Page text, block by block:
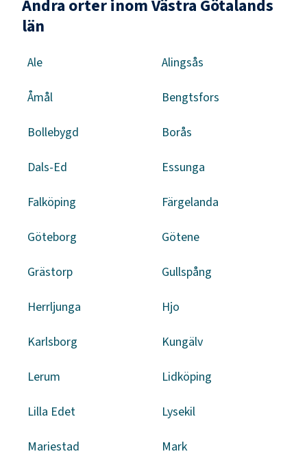
Andra orter inom Västra Götalands
län
Ale Alingsås
Åmål Bengtsfors
Bollebygd Borås
Dals-Ed Essunga
Falköping Färgelanda
Göteborg Götene
Grästorp Gullspång
Herrljunga Hjo
Karlsborg Kungälv
Lerum Lidköping
Lilla Edet Lysekil
Mariestad Mark